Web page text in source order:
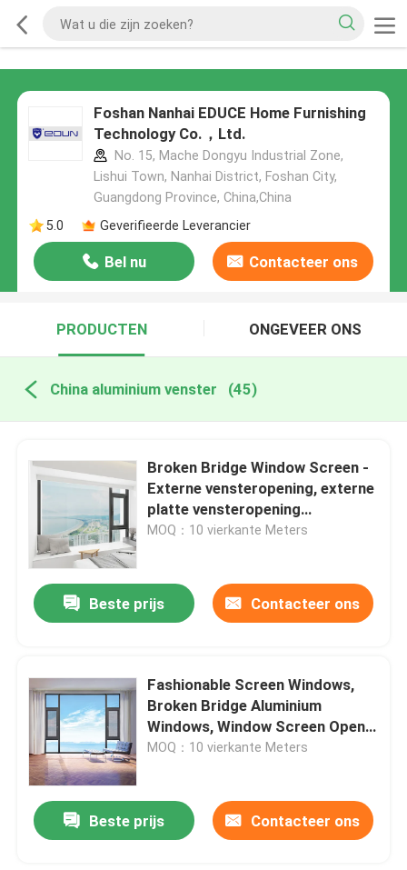
Foshan Nanhai EDUCE Home Furnishing
Technology Co.，Ltd.
No. 15, Mache Dongyu Industrial Zone,
Lishui Town, Nanhai District, Foshan City,
Guangdong Province, China,China
5.0
Geverifieerde Leverancier
Bel nu Contacteer ons
PRODUCTEN ONGEVEER ONS
China aluminium venster (45)
Broken Bridge Window Screen -
Externe vensteropening, externe
platte vensteropening
tegengestelde vensteropening
MOQ：10 vierkante Meters
Beste prijs Contacteer ons
Fashionable Screen Windows,
Broken Bridge Aluminium
Windows, Window Screen Open
Buiten Venster
MOQ：10 vierkante Meters
Beste prijs Contacteer ons